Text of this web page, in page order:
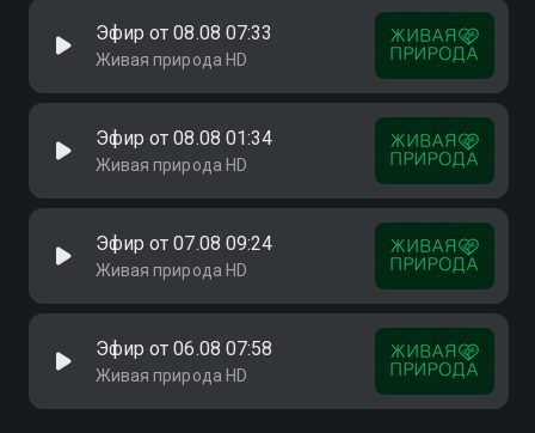
Эфир от 08.08 07:33
Живая природа HD
Эфир от 08.08 01:34
Живая природа HD
Эфир от 07.08 09:24
Живая природа HD
Эфир от 06.08 07:58
Живая природа HD